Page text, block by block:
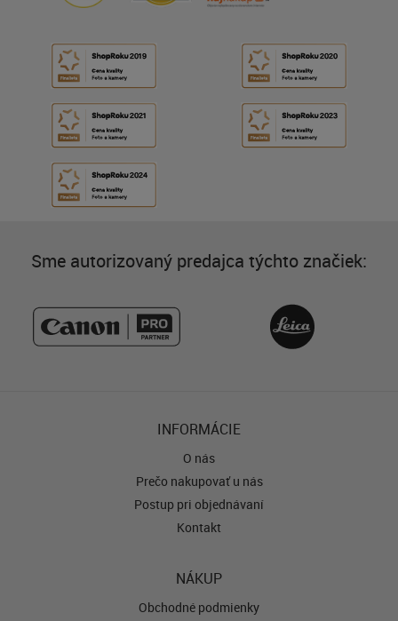
Sme autorizovaný predajca týchto značiek:
INFORMÁCIE
O nás
Prečo nakupovať u nás
Postup pri objednávaní
Kontakt
NÁKUP
Obchodné podmienky